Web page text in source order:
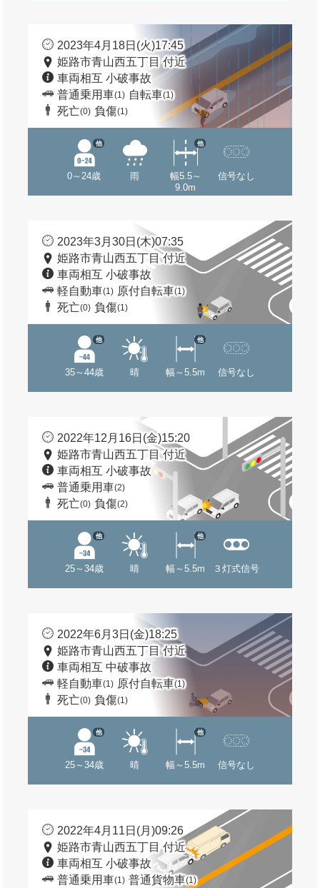
2023年4月18日(火)17:45
姫路市青山西五丁目 付近
車両相互 小破事故
普通乗用車(1) 自転車(1)
死亡(0) 負傷(1)
0～24歳
他
雨
幅5.5～
9.0m
他
信号なし
2023年3月30日(木)07:35
姫路市青山西五丁目 付近
車両相互 小破事故
軽自動車(1) 原付自転車(1)
死亡(0) 負傷(1)
35～44歳
他
晴 幅～5.5m
他
信号なし
2022年12月16日(金)15:20
姫路市青山西五丁目 付近
車両相互 小破事故
普通乗用車(2)
死亡(0) 負傷(2)
25～34歳
他
晴 幅～5.5m
他
３灯式信号
2022年6月3日(金)18:25
姫路市青山西五丁目 付近
車両相互 中破事故
軽自動車(1) 原付自転車(1)
死亡(0) 負傷(1)
25～34歳
他
晴 幅～5.5m
他
信号なし
2022年4月11日(月)09:26
姫路市青山西五丁目 付近
車両相互 小破事故
普通乗用車(1) 普通貨物車(1)